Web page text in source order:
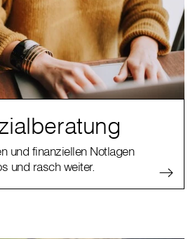
und finanziellen Notlagen
und rasch weiter.